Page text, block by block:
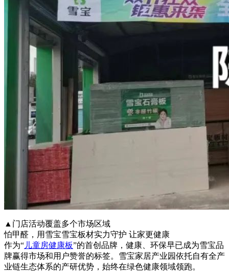
▲门店活动覆盖多个市场区域
怕甲醛，用雪宝雪宝板材实力守护 让家更健康
作为“ 儿童房健康板”的首创品牌，健康、环保早已成为雪宝品
牌赢得市场和用户赞誉的标签。雪宝家居产业园依托自有全产
业链生态体系的产研优势，始终在绿色健康领域领跑。